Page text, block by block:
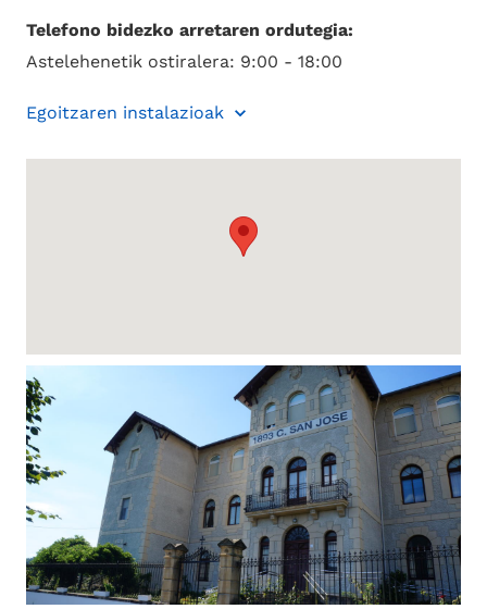
Telefono bidezko arretaren ordutegia:
Astelehenetik ostiralera: 9:00 - 18:00
Egoitzaren instalazioak